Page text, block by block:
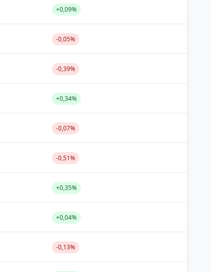
+0,09%
-0,05%
-0,39%
+0,34%
-0,07%
-0,51%
+0,35%
+0,04%
-0,13%